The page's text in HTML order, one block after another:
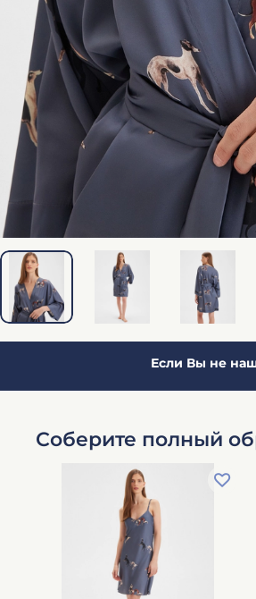
Если Вы не
Соберите полный